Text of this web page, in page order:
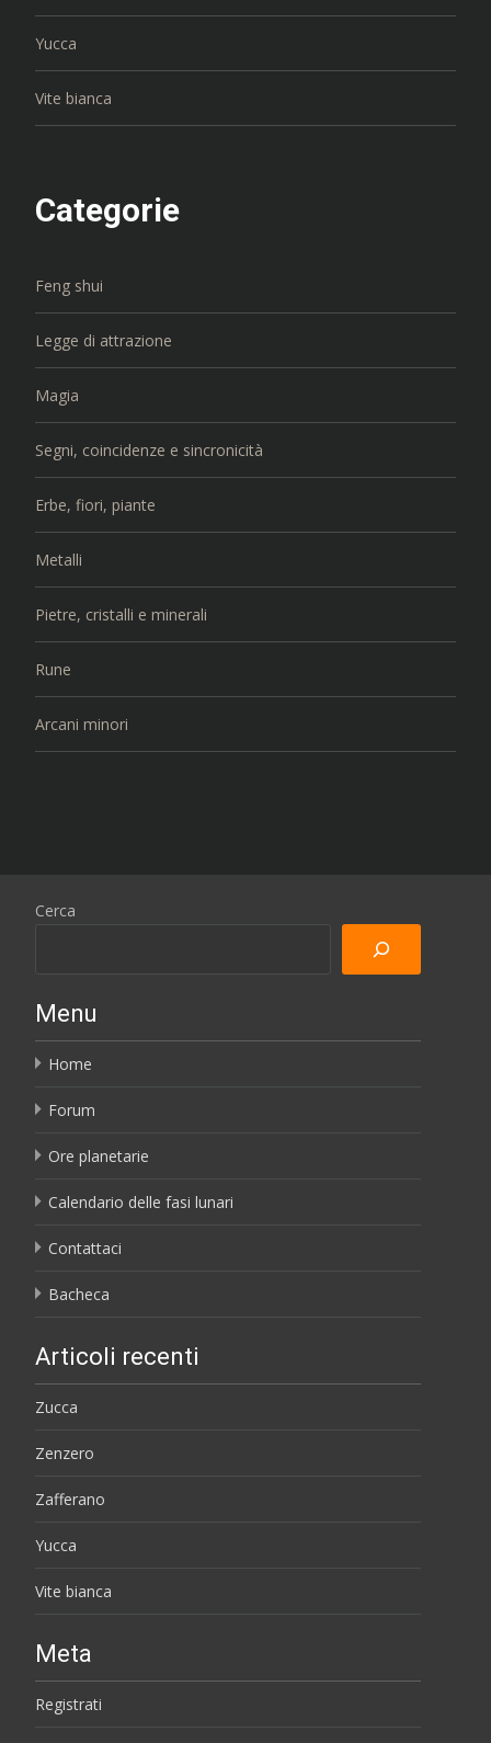
Yucca
Vite bianca
Categorie
Feng shui
Legge di attrazione
Magia
Segni, coincidenze e sincronicità
Erbe, fiori, piante
Metalli
Pietre, cristalli e minerali
Rune
Arcani minori
Cerca
Menu
Home
Forum
Ore planetarie
Calendario delle fasi lunari
Contattaci
Bacheca
Articoli recenti
Zucca
Zenzero
Zafferano
Yucca
Vite bianca
Meta
Registrati